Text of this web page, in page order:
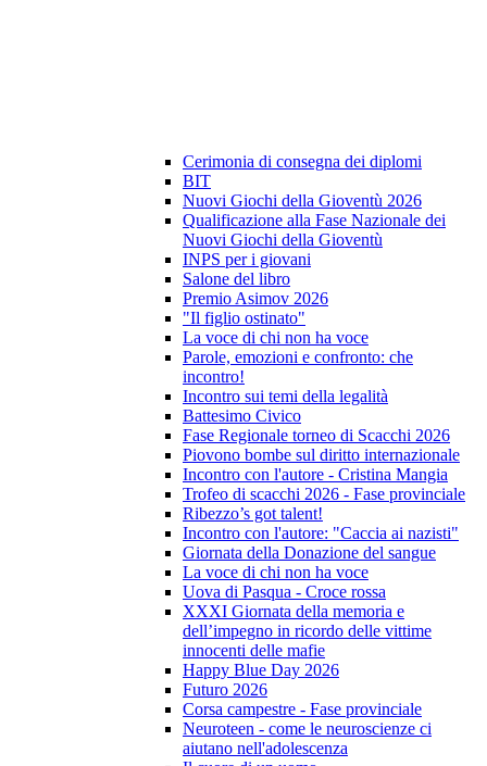
Cerimonia di consegna dei diplomi
BIT
Nuovi Giochi della Gioventù 2026
Qualificazione alla Fase Nazionale dei
Nuovi Giochi della Gioventù
INPS per i giovani
Salone del libro
Premio Asimov 2026
"Il figlio ostinato"
La voce di chi non ha voce
Parole, emozioni e confronto: che
incontro!
Incontro sui temi della legalità
Battesimo Civico
Fase Regionale torneo di Scacchi 2026
Piovono bombe sul diritto internazionale
Incontro con l'autore - Cristina Mangia
Trofeo di scacchi 2026 - Fase provinciale
Ribezzo’s got talent!
Incontro con l'autore: "Caccia ai nazisti"
Giornata della Donazione del sangue
La voce di chi non ha voce
Uova di Pasqua - Croce rossa
XXXI Giornata della memoria e
dell’impegno in ricordo delle vittime
innocenti delle mafie
Happy Blue Day 2026
Futuro 2026
Corsa campestre - Fase provinciale
Neuroteen - come le neuroscienze ci
aiutano nell'adolescenza